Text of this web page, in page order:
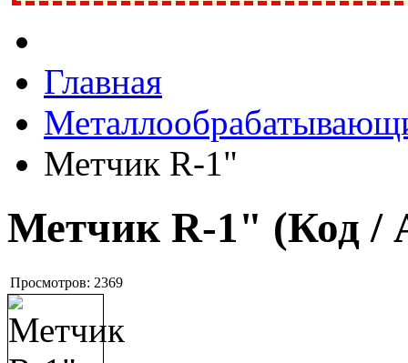
Ивантеевка, подшипники, пневматика, метизы, техника,
Главная
Метчик R-1"
Метчик R-1" (Код /
Просмотров: 2369